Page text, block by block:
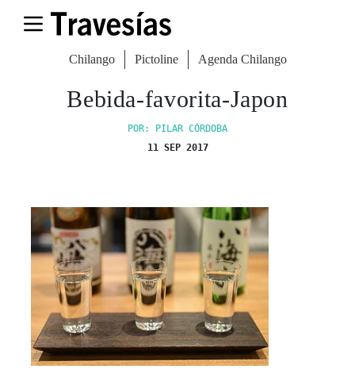
Chilango Pictoline Agenda Chilango
Bebida-favorita-Japon
POR: PILAR CÓRDOBA
11 SEP 2017